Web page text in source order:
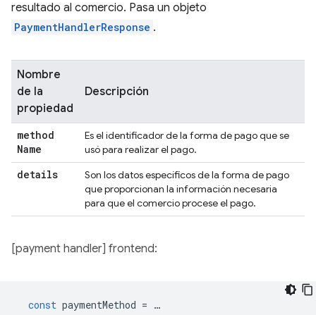
resultado al comercio. Pasa un objeto
PaymentHandlerResponse .
Nombre
de la
propiedad
Descripción
method
Name
Es el identificador de la forma de pago que se
usó para realizar el pago.
details
Son los datos específicos de la forma de pago
que proporcionan la información necesaria
para que el comercio procese el pago.
[payment handler] frontend:
const paymentMethod = …